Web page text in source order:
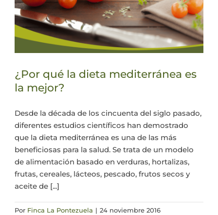
¿Por qué la dieta mediterránea es
la mejor?
Desde la década de los cincuenta del siglo pasado,
diferentes estudios científicos han demostrado
que la dieta mediterránea es una de las más
beneficiosas para la salud. Se trata de un modelo
de alimentación basado en verduras, hortalizas,
frutas, cereales, lácteos, pescado, frutos secos y
aceite de [...]
Por Finca La Pontezuela | 24 noviembre 2016